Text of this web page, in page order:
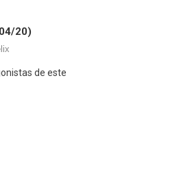
20)
de este